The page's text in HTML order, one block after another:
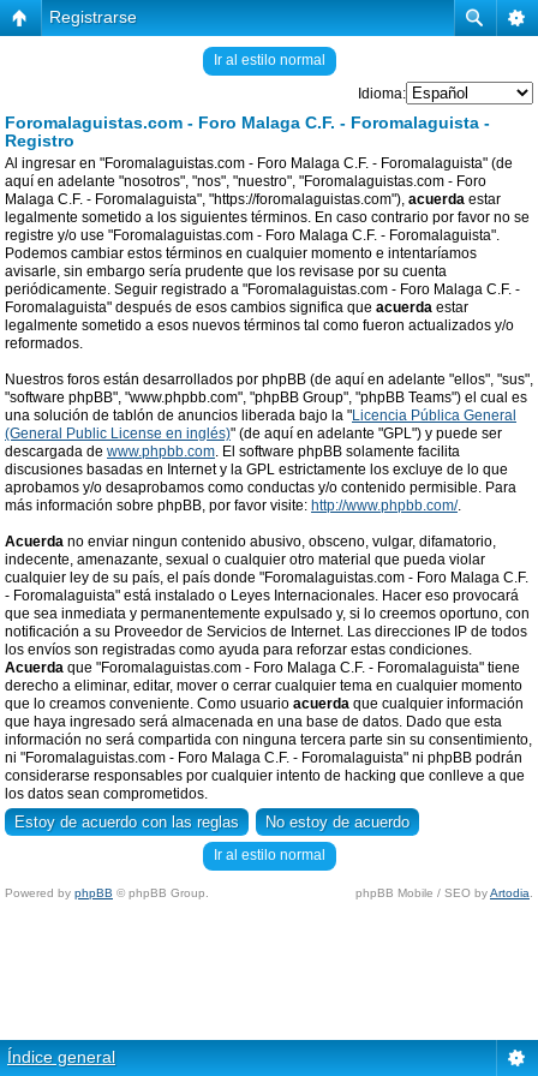
Registrarse
Ir al estilo normal
Idioma:
Foromalaguistas.com - Foro Malaga C.F. - Foromalaguista -
Registro
Al ingresar en "Foromalaguistas.com - Foro Malaga C.F. - Foromalaguista" (de
aquí en adelante "nosotros", "nos", "nuestro", "Foromalaguistas.com - Foro
Malaga C.F. - Foromalaguista", "https://foromalaguistas.com"), acuerda estar
legalmente sometido a los siguientes términos. En caso contrario por favor no se
registre y/o use "Foromalaguistas.com - Foro Malaga C.F. - Foromalaguista".
Podemos cambiar estos términos en cualquier momento e intentaríamos
avisarle, sin embargo sería prudente que los revisase por su cuenta
periódicamente. Seguir registrado a "Foromalaguistas.com - Foro Malaga C.F. -
Foromalaguista" después de esos cambios significa que acuerda estar
legalmente sometido a esos nuevos términos tal como fueron actualizados y/o
reformados.
Nuestros foros están desarrollados por phpBB (de aquí en adelante "ellos", "sus",
"software phpBB", "www.phpbb.com", "phpBB Group", "phpBB Teams") el cual es
una solución de tablón de anuncios liberada bajo la "Licencia Pública General
(General Public License en inglés)" (de aquí en adelante "GPL") y puede ser
descargada de www.phpbb.com. El software phpBB solamente facilita
discusiones basadas en Internet y la GPL estrictamente los excluye de lo que
aprobamos y/o desaprobamos como conductas y/o contenido permisible. Para
más información sobre phpBB, por favor visite: http://www.phpbb.com/.
Acuerda no enviar ningun contenido abusivo, obsceno, vulgar, difamatorio,
indecente, amenazante, sexual o cualquier otro material que pueda violar
cualquier ley de su país, el país donde "Foromalaguistas.com - Foro Malaga C.F.
- Foromalaguista" está instalado o Leyes Internacionales. Hacer eso provocará
que sea inmediata y permanentemente expulsado y, si lo creemos oportuno, con
notificación a su Proveedor de Servicios de Internet. Las direcciones IP de todos
los envíos son registradas como ayuda para reforzar estas condiciones.
Acuerda que "Foromalaguistas.com - Foro Malaga C.F. - Foromalaguista" tiene
derecho a eliminar, editar, mover o cerrar cualquier tema en cualquier momento
que lo creamos conveniente. Como usuario acuerda que cualquier información
que haya ingresado será almacenada en una base de datos. Dado que esta
información no será compartida con ninguna tercera parte sin su consentimiento,
ni "Foromalaguistas.com - Foro Malaga C.F. - Foromalaguista" ni phpBB podrán
considerarse responsables por cualquier intento de hacking que conlleve a que
los datos sean comprometidos.
Ir al estilo normal
Powered by phpBB © phpBB Group. phpBB Mobile / SEO byArtodia
Índice general